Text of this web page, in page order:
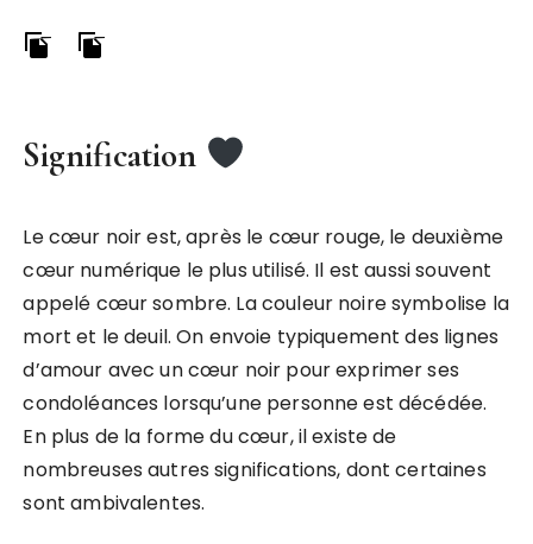
Signification
Le cœur noir est, après le cœur rouge, le deuxième
cœur numérique le plus utilisé. Il est aussi souvent
appelé cœur sombre. La couleur noire symbolise la
mort et le deuil. On envoie typiquement des lignes
d’amour avec un cœur noir pour exprimer ses
condoléances lorsqu’une personne est décédée.
En plus de la forme du cœur, il existe de
nombreuses autres significations, dont certaines
sont ambivalentes.